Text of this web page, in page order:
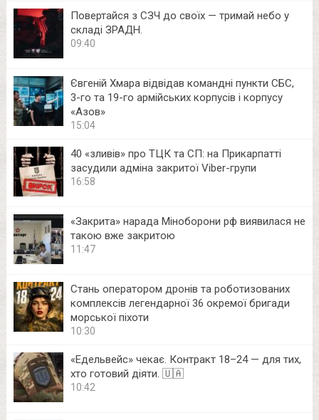
Повертайся з СЗЧ до своїх — тримай небо у
складі ЗРАДН.
09:40
Євгеній Хмара відвідав командні пункти СБС,
3-го та 19-го армійських корпусів і корпусу
«Азов»
15:04
40 «зливів» про ТЦК та СП: на Прикарпатті
засудили адміна закритої Viber-групи
16:58
«Закрита» нарада Міноборони рф виявилася не
такою вже закритою
11:47
Стань оператором дронів та роботизованих
комплексів легендарної 36 окремої бригади
морської піхоти
10:30
«Едельвейс» чекає. Контракт 18–24 — для тих,
хто готовий діяти. 🇺🇦
10:42